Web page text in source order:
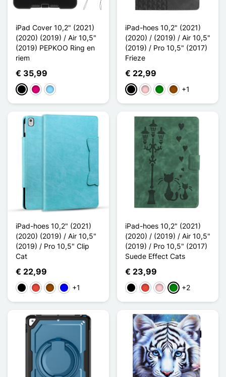
iPad Cover 10,2" (2021)
(2020) (2019) / Air 10,5"
(2019) PEPKOO Ring en
riem
€ 35,99
ZwartMagentaLicht Blauw
iPad-hoes 10,2" (2021)
(2020) / (2019) / Air 10,5"
(2019) / Pro 10,5" (2017)
Frieze
€ 22,99
ZwartRozeGroenBruin+1
iPad-hoes 10,2" (2021)
(2020) (2019) / Air 10,5"
(2019) / Pro 10,5" Clip
Cat
€ 22,99
ZwartRoodBruinBlauw
+1
iPad-hoes 10,2" (2021)
(2020) / (2019) / Air 10,5"
(2019) / Pro 10,5" (2017)
Suede Effect Cats
€ 23,99
ZwartRoodRozeGroen
+2